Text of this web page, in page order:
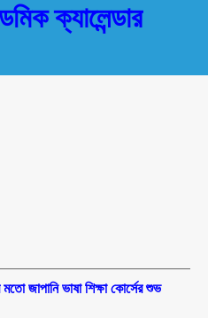
ক্যালেন্ডার
জাপানি ভাষা শিক্ষা কোর্সের শুভ